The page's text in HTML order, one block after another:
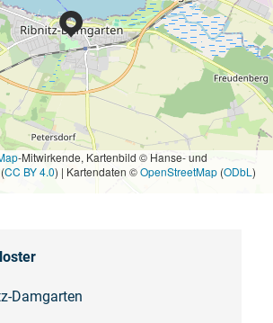
-Mitwirkende, Kartenbild © Hanse- und
CC BY 4.0) | Kartendaten ©OpenStreetMap (ODbL )
Damgarten